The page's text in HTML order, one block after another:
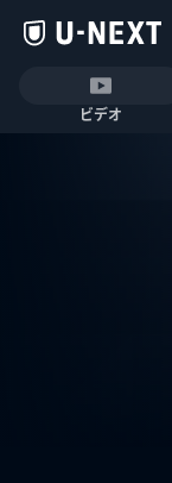
ビデオ